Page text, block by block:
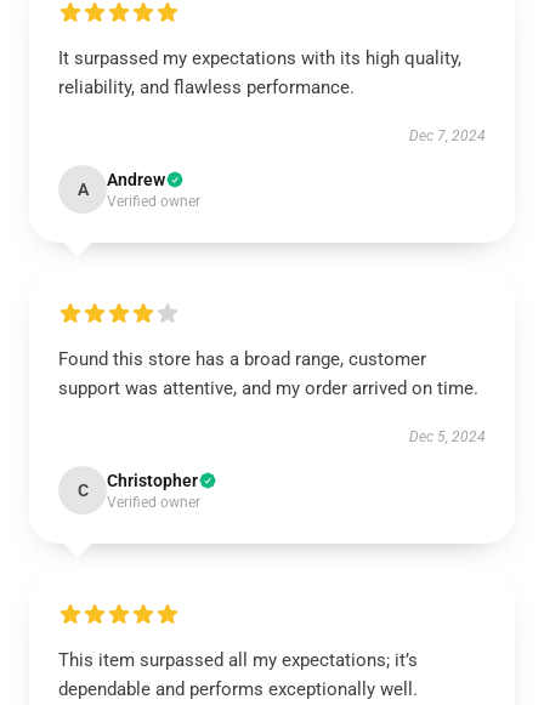
It surpassed my expectations with its high quality,
reliability, and flawless performance.
Dec 7, 2024
A Andrew
Verified owner
Found this store has a broad range, customer
support was attentive, and my order arrived on time.
Dec 5, 2024
C Christopher
Verified owner
This item surpassed all my expectations; it’s
dependable and performs exceptionally well.